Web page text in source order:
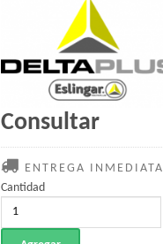
Consultar
ENTREGA INMEDIATA
Cantidad